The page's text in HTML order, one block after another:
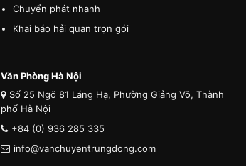
Chuyển phát nhanh
Khai báo hải quan trọn gói
Văn Phòng Hà Nội
Số 25 Ngõ 81 Láng Hạ, Phường Giảng Võ, Thành
phố Hà Nội
+84 (0) 936 285 335
info@vanchuyentrungdong.com